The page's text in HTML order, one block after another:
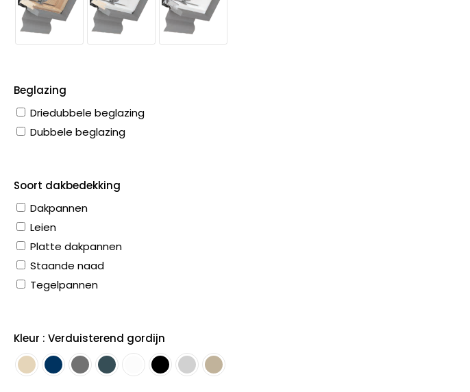
Beglazing
Driedubbele beglazing
Dubbele beglazing
Soort dakbedekking
Dakpannen
Leien
Platte dakpannen
Staande naad
Tegelpannen
Kleur : Verduisterend gordijn